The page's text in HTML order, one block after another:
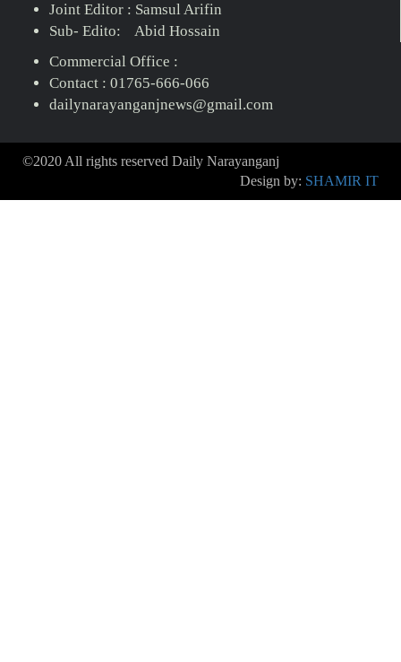
Joint Editor : Samsul Arifin
Sub- Edito: Abid Hossain
Commercial Office :
Contact : 01765-666-066
dailynarayanganjnews@gmail.com
©2020 All rights reserved Daily Narayanganj
Design by: SHAMIR IT